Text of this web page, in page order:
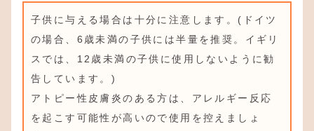
子供に与える場合は十分に注意します。(ドイツ
の場合、6歳未満の子供には半量を推奨。イギリ
スでは、12歳未満の子供に使用しないように勧
告しています。)
アトピー性皮膚炎のある方は、アレルギー反応
を起こす可能性が高いので使用を控えましょ